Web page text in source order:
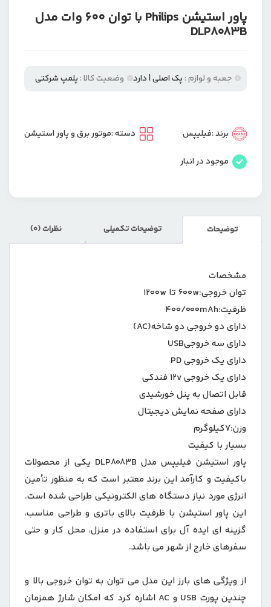
پاور استیشن Philips با توان 600 وات مدل
DLP8083B
جعبه و لوازم : پک اصلی | دارد وضعیت کالا : پلمپ شرکتی
برند :فیلیپس
موجود در انبار
دسته :موتور برق و پاور استیشن
توضیحات توضیحات تکمیلی نظرات (0)
مشخصات
توان خروجی:600w تا 1200w
ظرفیت:400/000mAh
دارای دو خروجی دو شاخه(AC)
دارای سه خروجیUSB
دارای یک خروجی PD
دارای یک خروجی 12v فندکی
قابل اتصال به پنل خورشیدی
دارای صفحه نمایش دیجیتال
وزن:7کیلوگرم
بسیار با کیفیت
پاور استيشن فیلیپس مدل DLP8083B یکی از محصولات
باکیفیت و کارآمد این برند معتبر است که به منظور تأمین
انرژی مورد نیاز دستگاه های الکترونیکی طراحی شده است.
این پاور استیشن با ظرفیت بالای باتری و طراحی مناسب،
گزینه ای ایده آل برای استفاده در منزل، محل کار و حتی
سفرهای خارج از شهر می باشد.
از ویژگی های بارز این مدل می توان به توان خروجی بالا و
چندین پورت USB و AC اشاره کرد که امکان شارژ همزمان